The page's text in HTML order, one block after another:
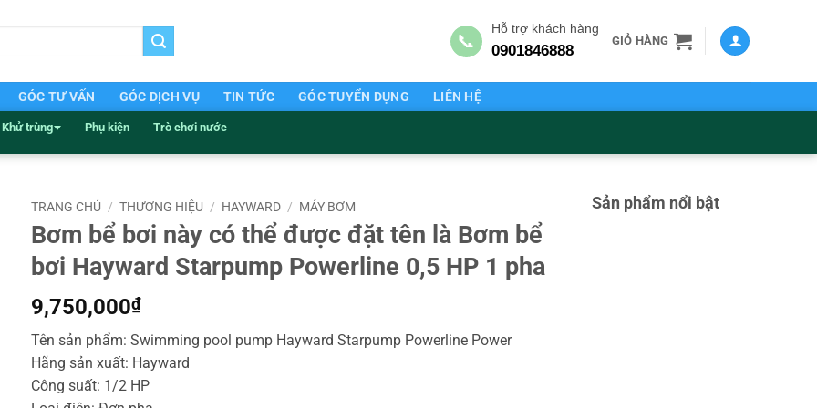
📞
Hỗ trợ khách hàng
0901846888
GIỎ HÀNG
GÓC TƯ VẤN GÓC DỊCH VỤ TIN TỨC GÓC TUYỂN DỤNG LIÊN HỆ
Khử trùng Phụ kiện Trò chơi nước
TRANG CHỦ / THƯƠNG HIỆU / HAYWARD / MÁY BƠM
Bơm bể bơi này có thể được đặt tên là Bơm bể
bơi Hayward Starpump Powerline 0,5 HP 1 pha
9,750,000₫
Tên sản phẩm: Swimming pool pump Hayward Starpump Powerline Power
Hãng sản xuất: Hayward
Công suất: 1/2 HP
Sản phẩm nổi bật